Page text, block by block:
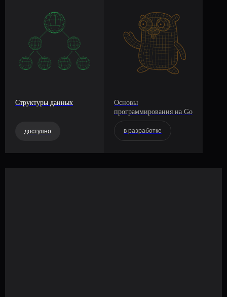
Структуры данных
доступно
Основы
программирования на Go
в разработке